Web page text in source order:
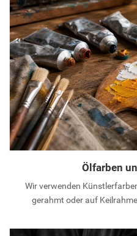
Ölfarben
Wir verwenden
gerahmt oder auf